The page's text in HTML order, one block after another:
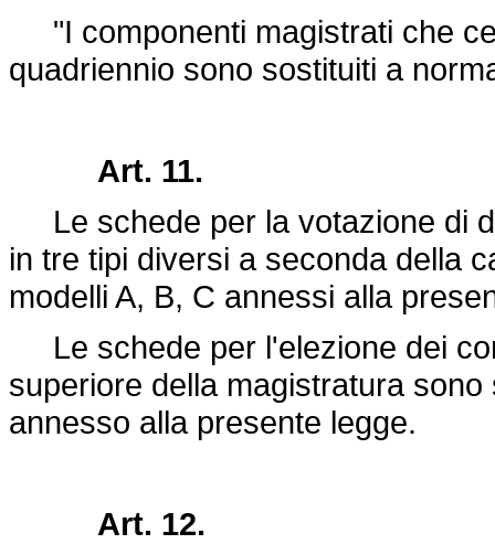
"I componenti magistrati che
quadriennio sono sostituiti a
Art. 11.
Le schede per la votazione di
in tre tipi diversi a seconda della
modelli A, B, C annessi alla
Le schede per l'elezione dei
superiore della magistratura
annesso alla presente legge.
Art. 12.